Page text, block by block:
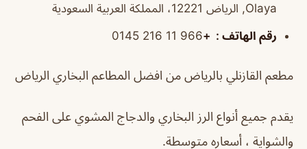
Olaya, الرياض 12221، المملكة العربية السعودية
رقم الهاتف : +
966 11 216 0145
مطعم القازنلي بالرياض من افضل المطاعم البخاري الرياض
يقدم جميع أنواع الرز البخاري والدجاج المشوي على الفحم
والشواية ، أسعاره متوسطة.